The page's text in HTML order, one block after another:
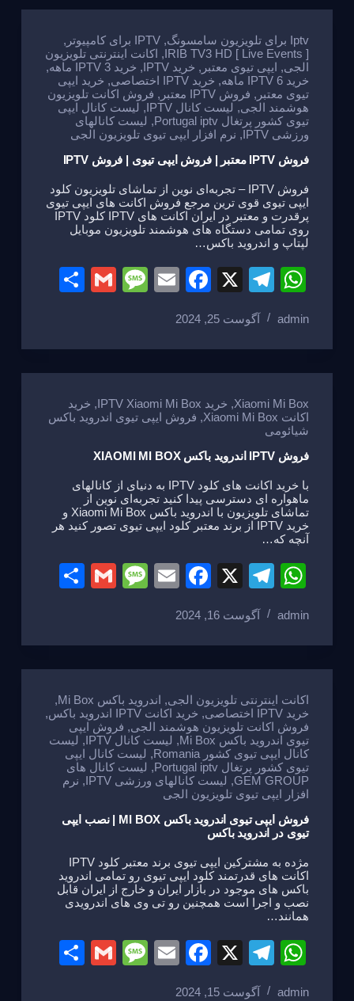
Iptv برای تلویزیون سامسونگ , IPTV برای کامپیوتر
,
IRIB TV3 HD [ Live Events ]
, اکانت اینترنتی تلویزیون
الجی, ایپی تیوی معتبر , خرید IPTV , خرید IPTV 3 ماهه
,
خرید IPTV 6 ماهه
, خرید IPTV اختصاصی , خرید ایپی
تیوی معتبر , فروش IPTV معتبر , فروش اکانت تلویزیون
هوشمند الجی, لیست کانال IPTV , لیست کانال ایپی
تیوی کشور پرتغال Portugal iptv
, لیست کانالهای
ورزشی IPTV
, نرم افزار ایپی تیوی تلویزیون الجی
فروش IPTV معتبر | فروش ایپی تیوی | فروش IPTV
فروش IPTV – تجربه‌ای نوین از تماشای تلویزیون کلود
ایپی تیوی قوی ترین مرجع فروش اکانت های ایپی تیوی
پرقدرت و معتبر در ایران اکانت های IPTV کلود IPTV
روی تمامی دستگاه های هوشمند تلویزیون موبایل
لپتاپ و اندروید باکس…
W
at
s
A
p
p
T
e
gr
a
m
X
F
c
e
b
o
o
k
E
M
a
g
e
G
e
admin آگوست 25, 2024
Xiaomi Mi Box
, خرید IPTV Xiaomi Mi Box , خرید
اکانت Xiaomi Mi Box
, فروش ایپی تیوی اندروید باکس
شیائومی
فروش IPTV اندروید باکس XIAOMI MI BOX
با خرید اکانت های کلود IPTV به دنیای از کانالهای
ماهواره ای دسترسی پیدا کنید تجربه‌ای نوین از
تماشای تلویزیون با اندروید باکس Xiaomi Mi Box و
خرید IPTV از برند معتبر کلود ایپی تیوی تصور کنید هر
آنچه که…
W
at
s
A
p
p
T
e
gr
a
m
X
F
c
e
b
o
o
k
E
M
a
g
e
G
e
admin آگوست 16, 2024
اکانت اینترنتی تلویزیون الجی, اندروید باکس Mi Box
,
خرید IPTV اختصاصی
, خرید اکانت IPTV اندروید باکس
,
فروش اکانت تلویزیون هوشمند الجی, فروش ایپی
تیوی اندروید باکس Mi Box
, لیست کانال IPTV , لیست
کانال ایپی تیوی کشور Romania
, لیست کانال ایپی
تیوی کشور پرتغال Portugal iptv
, لیست کانال های
GEM GROUP
, لیست کانالهای ورزشی IPTV , نرم
افزار ایپی تیوی تلویزیون الجی
فروش ایپی تیوی اندروید باکس MI BOX | نصب ایپی
تیوی در اندروید باکس
مژده به مشترکین ایپی تیوی برند معتبر کلود IPTV
اکانت های قدرتمند کلود ایپی تیوی رو تمامی اندروید
باکس های موجود در بازار ایران و خارج از ایران قابل
نصب و اجرا است همچنین رو تی وی های اندرویدی
همانند…
W
T
X
F
E
M
G
admin آگوست 15, 2024